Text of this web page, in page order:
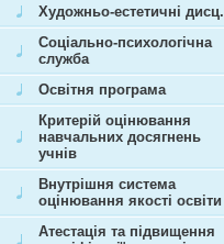
Художньо-естетичні дисц.
Соціально-психологічна
служба
Освітня програма
Критерій оцінювання
навчальних досягнень
учнів
Внутрішня система
оцінювання якості освіти
Атестація та підвищення